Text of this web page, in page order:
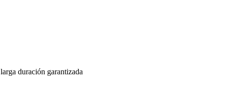
duración garantizada